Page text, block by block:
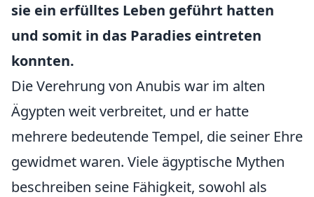
sie ein erfülltes Leben geführt hatten
und somit in das Paradies eintreten
konnten.
Die Verehrung von Anubis war im alten
Ägypten weit verbreitet, und er hatte
mehrere bedeutende Tempel, die seiner Ehre
gewidmet waren. Viele ägyptische Mythen
beschreiben seine Fähigkeit, sowohl als